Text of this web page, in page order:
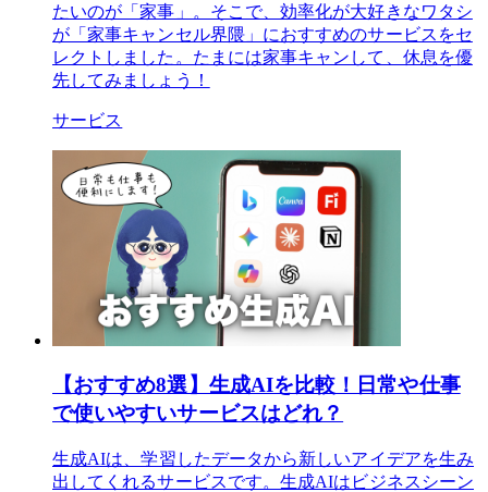
たいのが「家事」。そこで、効率化が大好きなワタシ
が「家事キャンセル界隈」におすすめのサービスをセ
レクトしました。たまには家事キャンして、休息を優
先してみましょう！
サービス
【おすすめ8選】生成AIを比較！日常や仕事
で使いやすいサービスはどれ？
生成AIは、学習したデータから新しいアイデアを生み
出してくれるサービスです。生成AIはビジネスシーン